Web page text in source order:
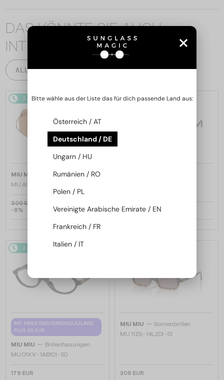
DAS KÖNNTE SIE AUCH
INTERESSIEREN
ALLE PRODUKTE
2-4 WERKTAGE
MIU MIU
Sonnenbrillen
MU A55S - ​1BC90Q - ​57
300 EUR
-8%
277 EUR
2-4 WERKTAGE
208 EUR
2-4 WERKTAGE
MIT EINER EINSTÄRKENGLASLINSE
PLUS 65 EUR
MIU MIU — Brillenfassungen
MU 01XV - 1AB1O1 - 50
179 EUR
MIU MIU — Sonnenbrillen
MU 11ZS - 14L20I - 51
208 EUR
Bitte wähle aus der Liste das für dich passende Land aus:
Österreich / AT
Deutschland / DE
Ungarn / HU
Rumänien / RO
Polen / PL
Vereinigte Arabische Emirate / EN
Frankreich / FR
Italien / IT